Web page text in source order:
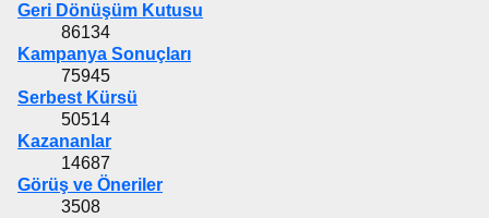
Geri Dönüşüm Kutusu
86134
Kampanya Sonuçları
75945
Serbest Kürsü
50514
Kazananlar
14687
Görüş ve Öneriler
3508